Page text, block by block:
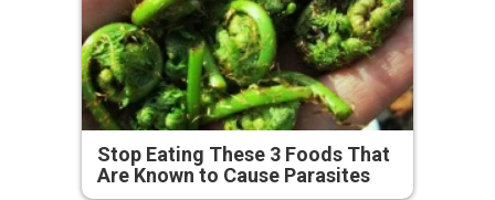
Stop Eating These 3 Foods That
Are Known to Cause Parasites